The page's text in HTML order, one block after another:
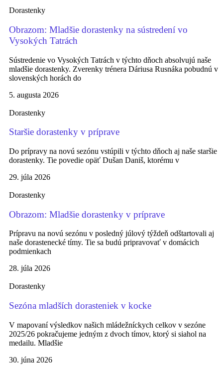
Dorastenky
Obrazom: Mladšie dorastenky na sústredení vo
Vysokých Tatrách
Sústredenie vo Vysokých Tatrách v týchto dňoch absolvujú naše
mladšie dorastenky. Zverenky trénera Dáriusa Rusnáka pobudnú v
slovenských horách do
5. augusta 2026
Dorastenky
Staršie dorastenky v príprave
Do prípravy na novú sezónu vstúpili v týchto dňoch aj naše staršie
dorastenky. Tie povedie opäť Dušan Daniš, ktorému v
29. júla 2026
Dorastenky
Obrazom: Mladšie dorastenky v príprave
Prípravu na novú sezónu v posledný júlový týždeň odštartovali aj
naše dorastenecké tímy. Tie sa budú pripravovať v domácich
podmienkach
28. júla 2026
Dorastenky
Sezóna mladších dorasteniek v kocke
V mapovaní výsledkov našich mládežníckych celkov v sezóne
2025/26 pokračujeme jedným z dvoch tímov, ktorý si siahol na
medailu. Mladšie
30. júna 2026